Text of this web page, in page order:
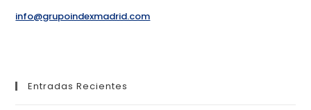
info@grupoindexmadrid.com
Entradas Recientes